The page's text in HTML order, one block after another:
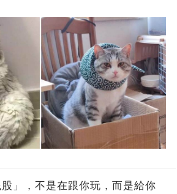
」，不是在跟你玩，而是給你